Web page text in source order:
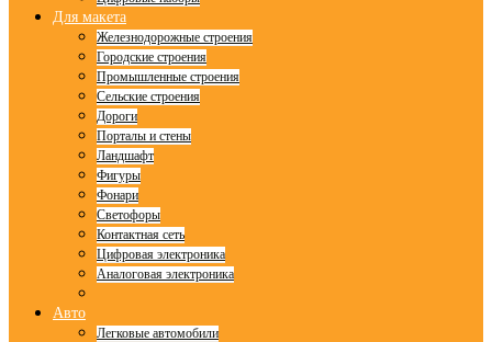
Для макета
Железнодорожные строения
Городские строения
Промышленные строения
Сельские строения
Дороги
Порталы и стены
Ландшафт
Фигуры
Фонари
Светофоры
Контактная сеть
Цифровая электроника
Аналоговая электроника
Авто
Легковые автомобили